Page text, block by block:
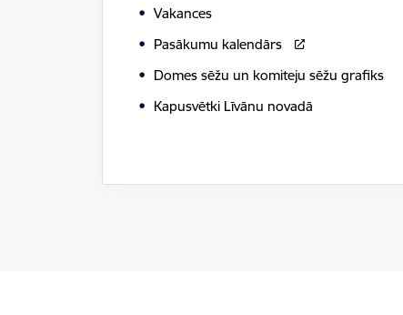
Vakances
Pasākumu kalendārs
Domes sēžu un komiteju sēžu grafiks
Kapusvētki Līvānu novadā